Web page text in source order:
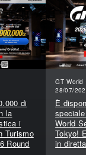
di
la
i
Turismo
Round
GT World
28/07/
È
World
Tokyo!
in